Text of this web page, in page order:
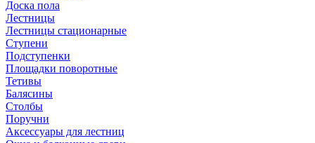
Доска пола
Лестницы
Лестницы стационарные
Ступени
Подступенки
Площадки поворотные
Тетивы
Балясины
Столбы
Поручни
Аксессуары для лестниц